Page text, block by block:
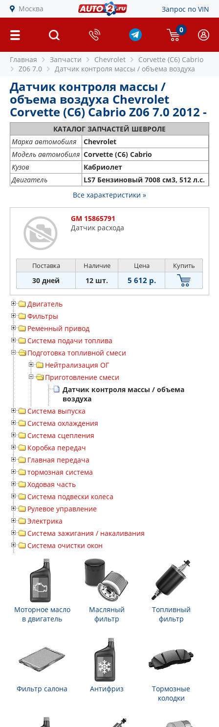
Москва Запрос по VIN
0
Главная Запчасти Chevrolet
Corvette (C6) Cabrio
Z06 7.0
Датчик контроля массы / объема воздуха
Датчик контроля массы /
объема воздуха Chevrolet
Corvette (C6) Cabrio Z06 7.0 2012 -
КАТАЛОГ ЗАПЧАСТЕЙ ШЕВРОЛЕ
Марка автомобиля
Chevrolet
Модель автомобиля Corvette (C6) Cabrio
Кузов
Кабриолет
Двигатель
LS7 Бензиновый 7008 см3, 512 л.с.
Все характеристики »
GM 15865791
Дaтчик pacxoдa
Поставка Наличие Цена Купить
30 дней 12 шт. 5 612 р.
Двигатель
Фильтры
Ременный привод
Система подачи топлива
Подготовка топливной смеси
Нейтрализация ОГ
Приготовление смеси
Датчик контроля массы / объема
воздуха
Система выпуска
Система охлаждения
Система сцепления
Коробка передач
Главная передача
тормозная система
Ходовая часть
Система подвески колеса
Рулевое управление
Электрика
Система зажигания / накаливания
Система очистки окон
Моторное масло
в двигатель
Масляный
фильтр
Топливный
фильтр
Фильтр салона Антифриз
Тормозные
колодки